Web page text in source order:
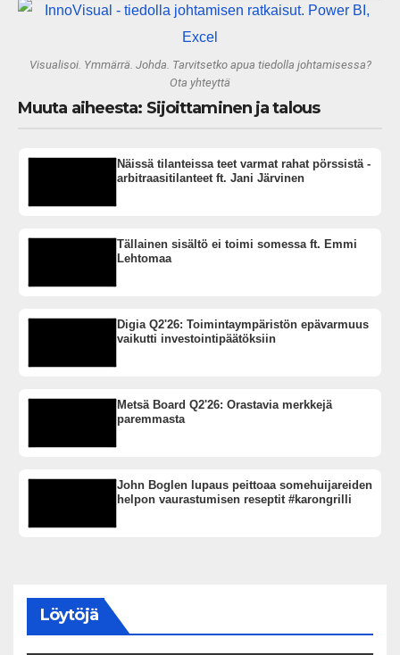
gigatehtaan?
Visualisoi. Ymmärrä. Johda. Tarvitsetko apua tiedolla johtamisessa?
Ota yhteyttä
Muuta aiheesta: Sijoittaminen ja talous
Näissä tilanteissa teet varmat rahat pörssistä -
arbitraasitilanteet ft. Jani Järvinen
Tällainen sisältö ei toimi somessa ft. Emmi
Lehtomaa
Digia Q2'26: Toimintaympäristön epävarmuus
vaikutti investointipäätöksiin
Metsä Board Q2'26: Orastavia merkkejä
paremmasta
John Boglen lupaus peittoaa somehuijareiden
helpon vaurastumisen reseptit #karongrilli
Löytöjä